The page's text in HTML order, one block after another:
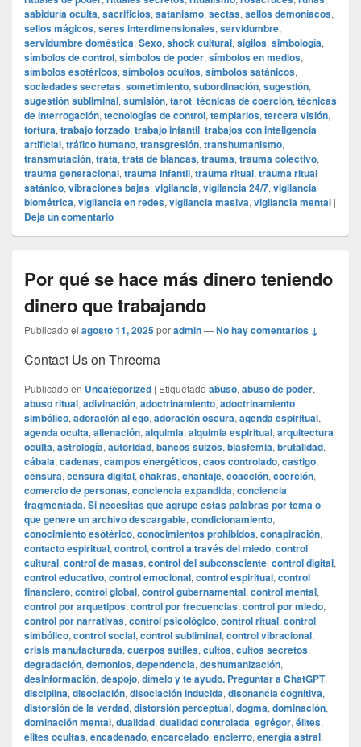
sabiduría oculta, sacrificios, satanismo, sectas, sellos demoníacos,
sellos mágicos, seres interdimensionales, servidumbre,
servidumbre doméstica, Sexo, shock cultural, sigilos, simbología,
símbolos de control, símbolos de poder, símbolos en medios,
símbolos esotéricos, símbolos ocultos, símbolos satánicos,
sociedades secretas, sometimiento, subordinación, sugestión,
sugestión subliminal, sumisión, tarot, técnicas de coerción, técnicas
de interrogación, tecnologías de control, templarios, tercera visión,
tortura, trabajo forzado, trabajo infantil, trabajos con inteligencia
artificial, tráfico humano, transgresión, transhumanismo,
transmutación, trata, trata de blancas, trauma, trauma colectivo,
trauma generacional, trauma infantil, trauma ritual, trauma ritual
satánico, vibraciones bajas, vigilancia, vigilancia 24/7, vigilancia
biométrica, vigilancia en redes, vigilancia masiva, vigilancia mental |
Deja un comentario
Por qué se hace más dinero teniendo
dinero que trabajando
Publicado el agosto 11, 2025poradmin—No hay comentarios ↓
Contact Us on Threema
Publicado en Uncategorized | Etiquetado abuso, abuso de poder,
abuso ritual, adivinación, adoctrinamiento, adoctrinamiento
simbólico, adoración al ego, adoración oscura, agenda espiritual,
agenda oculta, alienación, alquimia, alquimia espiritual, arquitectura
oculta, astrología, autoridad, bancos suizos, blasfemia, brutalidad,
cábala, cadenas, campos energéticos, caos controlado, castigo,
censura, censura digital, chakras, chantaje, coacción, coerción,
comercio de personas, conciencia expandida, conciencia
fragmentada. Si necesitas que agrupe estas palabras por tema o
que genere un archivo descargable, condicionamiento,
conocimiento esotérico, conocimientos prohibidos, conspiración,
contacto espiritual, control, control a través del miedo, control
cultural, control de masas, control del subconsciente, control digital,
control educativo, control emocional, control espiritual, control
financiero, control global, control gubernamental, control mental,
control por arquetipos, control por frecuencias, control por miedo,
control por narrativas, control psicológico, control ritual, control
simbólico, control social, control subliminal, control vibracional,
crisis manufacturada, cuerpos sutiles, cultos, cultos secretos,
degradación, demonios, dependencia, deshumanización,
desinformación, despojo, dímelo y te ayudo. Preguntar a ChatGPT,
disciplina, disociación, disociación inducida, disonancia cognitiva,
distorsión de la verdad, distorsión perceptual, dogma, dominación,
dominación mental, dualidad, dualidad controlada, egrégor, élites,
élites ocultas, encadenado, encarcelado, encierro, energía astral,